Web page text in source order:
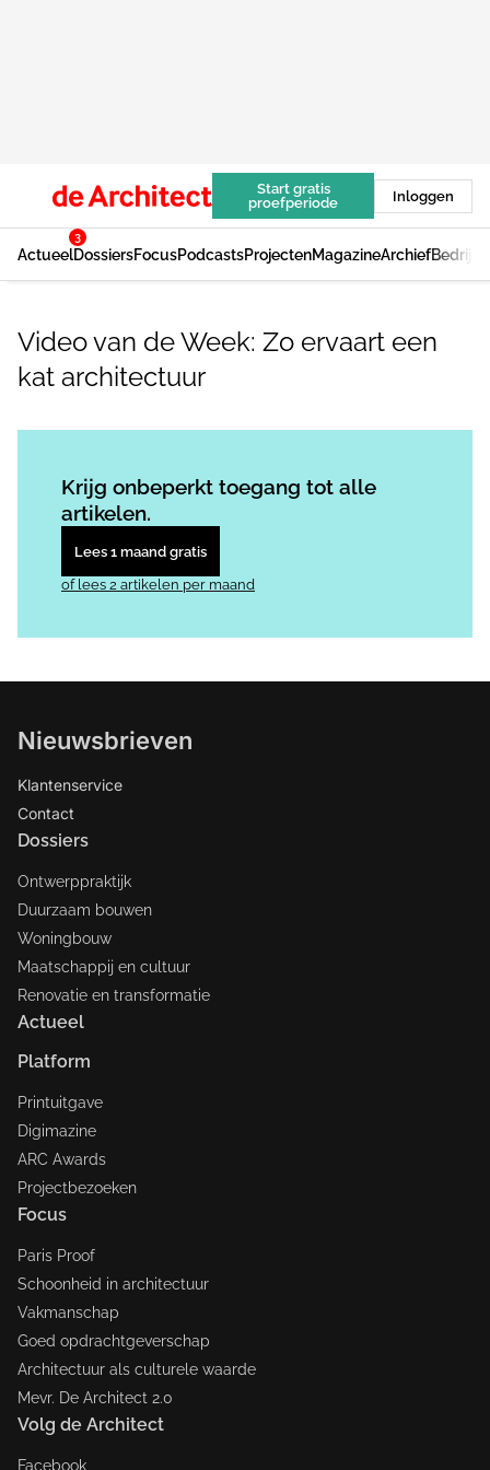
Start gratis
proefperiode
Inloggen
Actueel
3
DossiersFocusPodcastsProjectenMagazineArchief
Video van de Week: Zo ervaart een
kat architectuur
Krijg onbeperkt toegang tot alle
artikelen.
Lees 1 maand gratis
of lees 2 artikelen per maand
Nieuwsbrieven
Klantenservice
Contact
Dossiers
Ontwerppraktijk
Duurzaam bouwen
Woningbouw
Maatschappij en cultuur
Renovatie en transformatie
Actueel
Platform
Printuitgave
Digimazine
ARC Awards
Projectbezoeken
Focus
Paris Proof
Schoonheid in architectuur
Vakmanschap
Goed opdrachtgeverschap
Architectuur als culturele waarde
Mevr. De Architect 2.0
Volg de Architect
Facebook